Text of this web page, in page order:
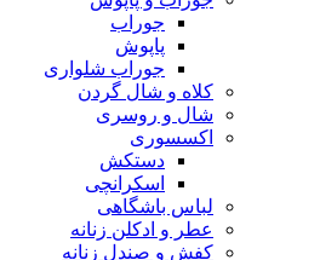
جوراب
پاپوش
جوراب شلواری
کلاه و شال گردن
شال و روسری
اکسسوری
دستکش
اسکرانچی
لباس باشگاهی
عطر و ادکلن زنانه
کفش و صندل زنانه